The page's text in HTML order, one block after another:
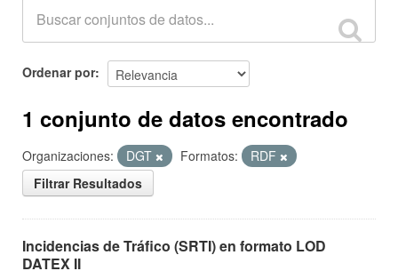
Ordenar por
1 conjunto de datos encontrado
Organizaciones: DGT Formatos:
RDF
Filtrar Resultados
Incidencias de Tráfico (SRTI) en formato LOD
DATEX II